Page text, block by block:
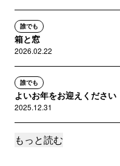
誰でも
箱と窓
2026.02.22
誰でも
よいお年をお迎えください
2025.12.31
誰でも
もっと読む